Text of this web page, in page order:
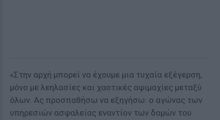
«Στην αρχή μπορεί να έχουμε μια τυχαία εξέγερση,
μόνο με λεηλασίες και χαοτικές αψιμαχίες μεταξύ
όλων. Ας προσπαθήσω να εξηγήσω: ο αγώνας των
υπηρεσιών ασφαλείας εναντίον των δομών του